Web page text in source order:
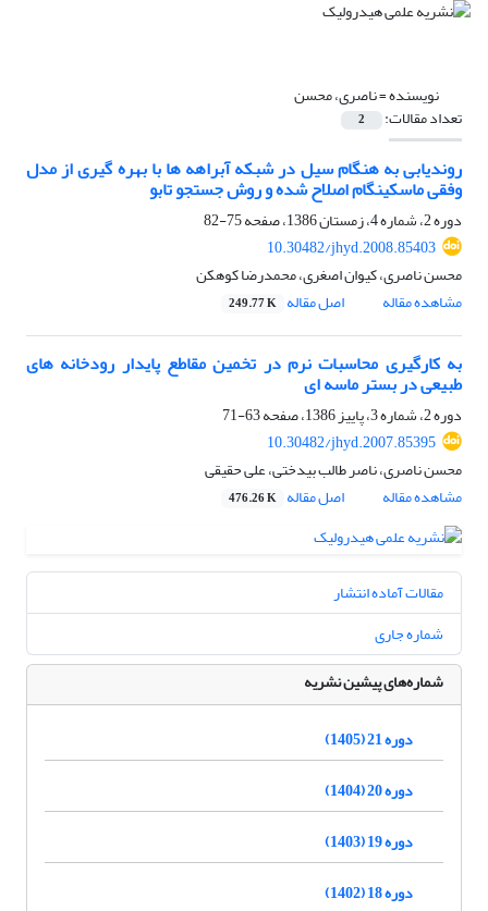
نویسنده =ناصری، محسن
تعداد مقالات: 2
روندیابی به هنگام سیل در شبکه آبراهه ها با بهره گیری از مدل
وفقی ماسکینگام اصلاح شده و روش جستجو تابو
دوره 2، شماره 4، زمستان 1386، صفحه
75-82
10.30482/jhyd.2008.85403
محسن ناصری، کیوان اصغری، محمدرضا کوهکن
مشاهده مقاله
اصل مقاله 249.77 K
به کارگیری محاسبات نرم در تخمین مقاطع پایدار رودخانه های
طبیعی در بستر ماسه ای
دوره 2، شماره 3، پاییز 1386، صفحه
63-71
10.30482/jhyd.2007.85395
محسن ناصری، ناصر طالب بیدختی، علی حقیقی
مشاهده مقاله
اصل مقاله 476.26 K
مقالات آماده انتشار
شماره جاری
شماره‌های پیشین نشریه
دوره 21 (1405)
دوره 20 (1404)
دوره 19 (1403)
دوره 18 (1402)